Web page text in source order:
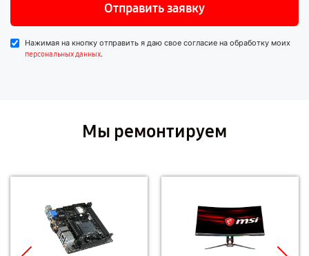
Отправить заявку
Нажимая на кнопку отправить я даю свое согласие на обработку моих
персональных данных.
Мы ремонтируем